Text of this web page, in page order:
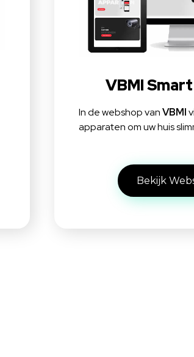
VBMI
In de webshop vanVBMI
apparaten om uw huis
Bekijk